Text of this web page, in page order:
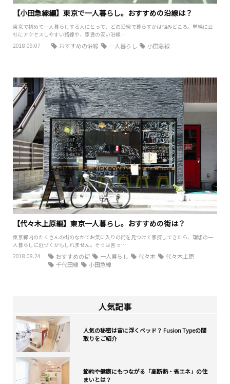
人気記事
人気の秘密は宙に浮くベッド？ Fusion Typeの間
取りをご紹介
節約や健康にもつながる「高断熱・省エネ」の住
まいとは？
【小田急線編】東京で一人暮らし。おすすめの沿線は？
東京で初めて一人暮らしする人にとって、どの沿線で暮らすかは悩みどころ。単純に会
社にアクセスしやすい路線や、家賃の安い沿線…
2018.09.07
おすすめの沿線 一人暮らし 小田急線
【代々木上原編】東京一人暮らし。おすすめの街は？
東京都内のたくさんの街のなかでお気に入りの街を見つけて家探しできたら、理想の一
人暮らしに近づくかもしれません。そうは言っ…
2018.08.24
おすすめの街 一人暮らし 代々木
代々木上原
千代田線
小田急線